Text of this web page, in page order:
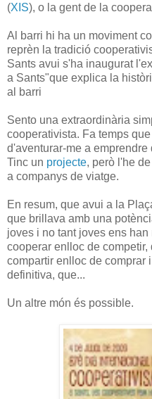
(XIS), o la gent de la
Al barri hi ha un moviment
reprèn la tradició
Sants avui s'ha inaugurat
a Sants"que explica la
al barri
Sento una extraordinària
cooperativista. Fa temps
d'aventurar-me a
Tinc un projecte, però l'he
a companys de viatge.
En resum, que avui a la
que brillava amb una
joves i no tant joves ens
cooperar enlloc de
compartir enlloc de comprar
definitiva, que...
Un altre món és possible.